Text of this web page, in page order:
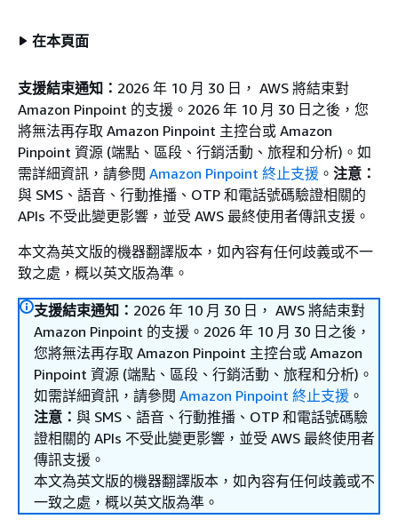
在本頁面
支援結束通知： 2026 年 10 月 30 日， AWS 將結束對
Amazon Pinpoint 的支援。2026 年 10 月 30 日之後，您
將無法再存取 Amazon Pinpoint 主控台或 Amazon
Pinpoint 資源 (端點、區段、行銷活動、旅程和分析)。如
需詳細資訊，請參閱 Amazon Pinpoint 終止支援 。 注意：
與 SMS、語音、行動推播、OTP 和電話號碼驗證相關的
APIs 不受此變更影響，並受 AWS 最終使用者傳訊支援。
本文為英文版的機器翻譯版本，如內容有任何歧義或不一
致之處，概以英文版為準。
支援結束通知： 2026 年 10 月 30 日， AWS 將結束對
Amazon Pinpoint 的支援。2026 年 10 月 30 日之後，
您將無法再存取 Amazon Pinpoint 主控台或 Amazon
Pinpoint 資源 (端點、區段、行銷活動、旅程和分析)。
如需詳細資訊，請參閱 Amazon Pinpoint 終止支援 。
注意： 與 SMS、語音、行動推播、OTP 和電話號碼驗
證相關的 APIs 不受此變更影響，並受 AWS 最終使用者
傳訊支援。
本文為英文版的機器翻譯版本，如內容有任何歧義或不
一致之處，概以英文版為準。